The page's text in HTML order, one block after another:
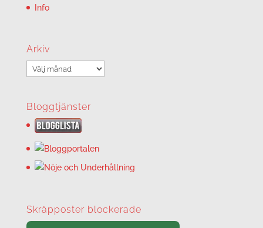
Info
Arkiv
Arkiv
Bloggtjänster
Skräpposter blockerade